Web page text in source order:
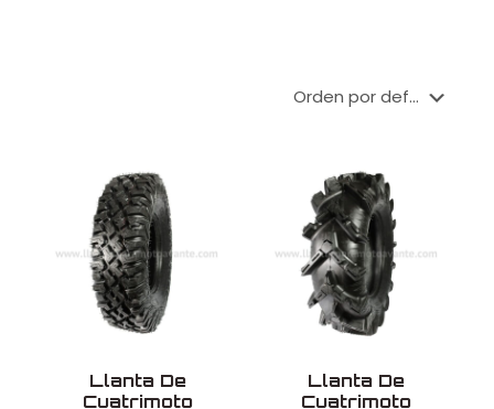
Llanta De
Cuatrimoto
Llanta De
Cuatrimoto